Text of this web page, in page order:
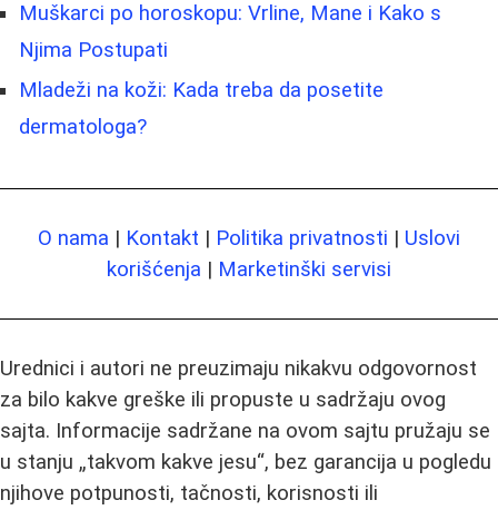
Muškarci po horoskopu: Vrline, Mane i Kako s
Njima Postupati
Mladeži na koži: Kada treba da posetite
dermatologa?
O nama | Kontakt | Politika privatnosti | Uslovi
korišćenja | Marketinški servisi
Urednici i autori ne preuzimaju nikakvu odgovornost
za bilo kakve greške ili propuste u sadržaju ovog
sajta. Informacije sadržane na ovom sajtu pružaju se
u stanju „takvom kakve jesu“, bez garancija u pogledu
njihove potpunosti, tačnosti, korisnosti ili